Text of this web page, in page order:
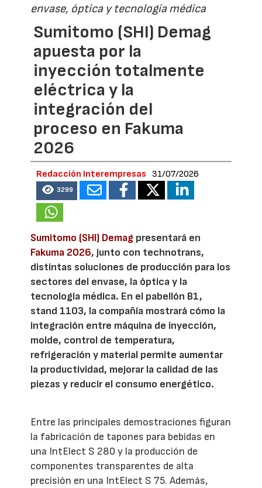
envase, óptica y tecnología médica
Sumitomo (SHI) Demag
apuesta por la
inyección totalmente
eléctrica y la
integración del
proceso en Fakuma
2026
Redacción Interempresas 31/07/2026
3299
Sumitomo (SHI) Demag presentará en
Fakuma 2026, junto con technotrans,
distintas soluciones de producción para los
sectores del envase, la óptica y la
tecnología médica. En el pabellón B1,
stand 1103, la compañía mostrará cómo la
integración entre máquina de inyección,
molde, control de temperatura,
refrigeración y material permite aumentar
la productividad, mejorar la calidad de las
piezas y reducir el consumo energético.
Entre las principales demostraciones figuran
la fabricación de tapones para bebidas en
una IntElect S 280 y la producción de
componentes transparentes de alta
precisión en una IntElect S 75. Además,